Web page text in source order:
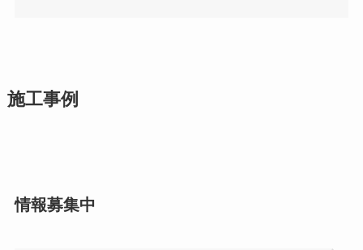
施工事例
情報募集中